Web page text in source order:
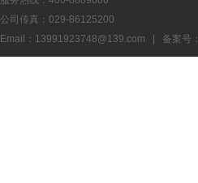
公司传真：029-86125200
Email：13991923748@139.com | 备案号：